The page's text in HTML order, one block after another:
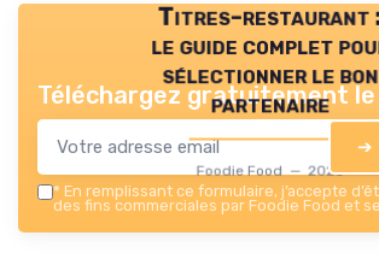
Titres-restaurant
le guide complet
sélectionner le bon
partenaire
Foodie Food — 2026
Téléchargez gratuitement
➔
* En remplissant ce formulaire, j’accepte
des fins commerciales par Foodie Food et